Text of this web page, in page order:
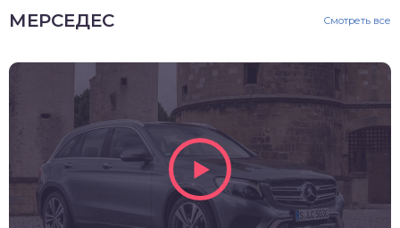
МЕРСЕДЕС Смотреть все